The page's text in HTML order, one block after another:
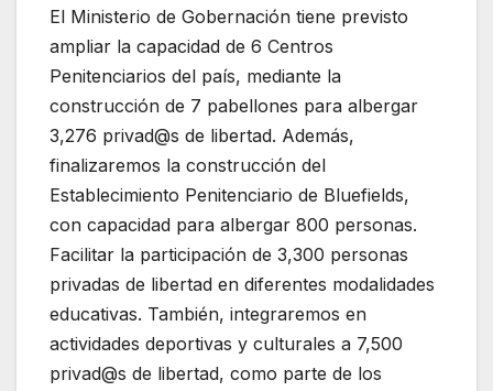
El Ministerio de Gobernación tiene previsto
ampliar la capacidad de 6 Centros
Penitenciarios del país, mediante la
construcción de 7 pabellones para albergar
3,276 privad@s de libertad. Además,
finalizaremos la construcción del
Establecimiento Penitenciario de Bluefields,
con capacidad para albergar 800 personas.
Facilitar la participación de 3,300 personas
privadas de libertad en diferentes modalidades
educativas. También, integraremos en
actividades deportivas y culturales a 7,500
privad@s de libertad, como parte de los